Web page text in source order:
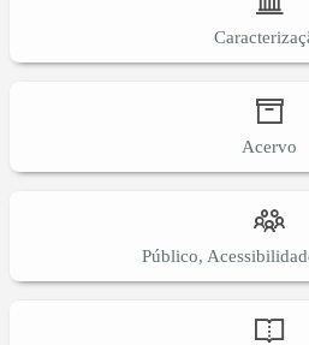
Acervo
Público,